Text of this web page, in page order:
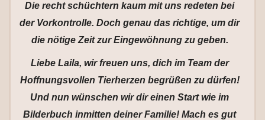
Die recht schüchtern kaum mit uns redeten bei
der Vorkontrolle. Doch genau das richtige, um dir
die nötige Zeit zur Eingewöhnung zu geben.
Liebe Laila, wir freuen uns, dich im Team der
Hoffnungsvollen Tierherzen begrüßen zu dürfen!
Und nun wünschen wir dir einen Start wie im
Bilderbuch inmitten deiner Familie! Mach es gut